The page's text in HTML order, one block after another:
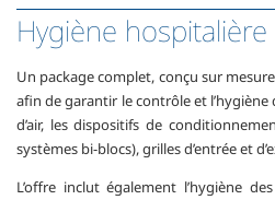
Hygiène hospitalière
Un package complet, conçu sur
afin de garantir le contrôle et
d’air, les dispositifs de
systèmes bi-blocs), grilles d’entrée et
L’offre inclut également l’hygiène